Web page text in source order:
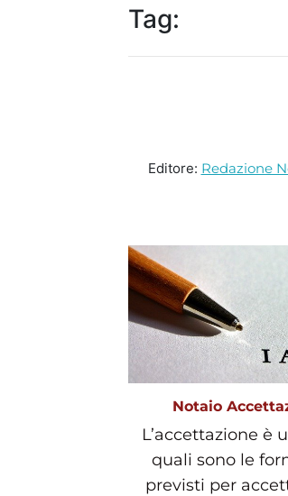
Tag:
Editore: Redazione
Notaio
L’accettazione è
quali sono le
previsti per